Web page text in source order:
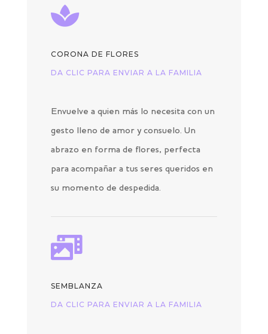

CORONA DE FLORES
DA CLIC PARA ENVIAR A LA FAMILIA
Envuelve a quien más lo necesita con un
gesto lleno de amor y consuelo. Un
abrazo en forma de flores, perfecta
para acompañar a tus seres queridos en
su momento de despedida.

SEMBLANZA
DA CLIC PARA ENVIAR A LA FAMILIA